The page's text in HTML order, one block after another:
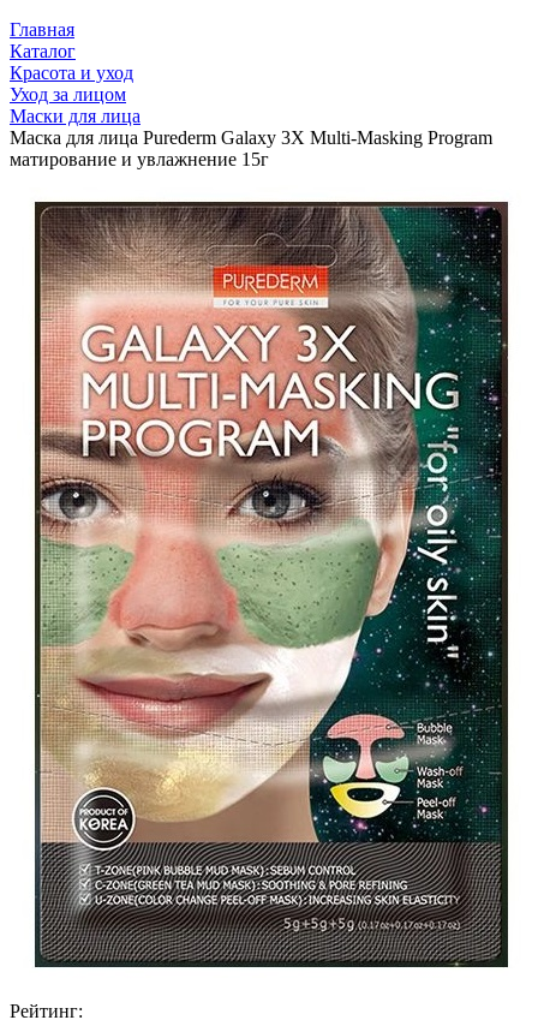
Главная
Каталог
Красота и уход
Уход за лицом
Маски для лица
Маска для лица Purederm Galaxy 3X Multi-Masking Program
матирование и увлажнение 15г
Рейтинг: